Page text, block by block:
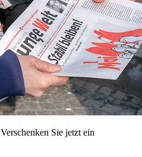
Verschenken Sie jetzt ein